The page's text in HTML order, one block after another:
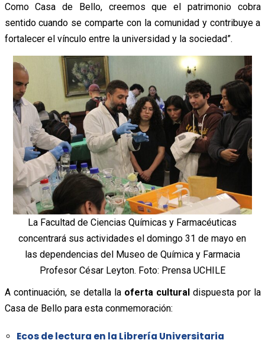
Como Casa de Bello, creemos que el patrimonio cobra
sentido cuando se comparte con la comunidad y contribuye a
fortalecer el vínculo entre la universidad y la sociedad”.
La Facultad de Ciencias Químicas y Farmacéuticas
concentrará sus actividades el domingo 31 de mayo en
las dependencias del Museo de Química y Farmacia
Profesor César Leyton. Foto: Prensa UCHILE
A continuación, se detalla la oferta cultural dispuesta por la
Casa de Bello para esta conmemoración:
Ecos de lectura en la Librería Universitaria